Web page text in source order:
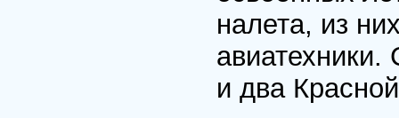
налета, из
авиатехники.
и два